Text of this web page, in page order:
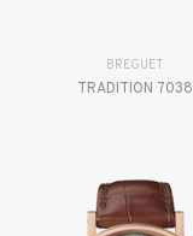
BREGUET
TRADITION 7038